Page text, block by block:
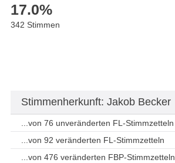
17.0%
342 Stimmen
Stimmenherkunft: Jakob Becker
...von 76 unveränderten FL-Stimmzetteln
...von 92 veränderten FL-Stimmzetteln
...von 476 veränderten FBP-Stimmzetteln